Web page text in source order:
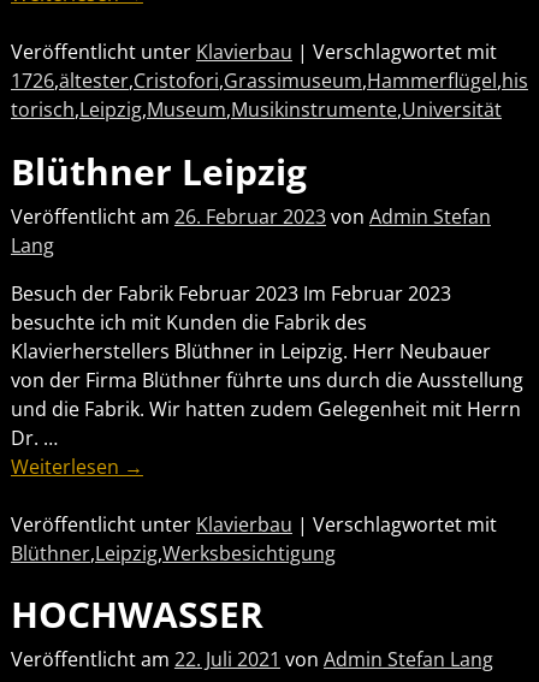
Veröffentlicht unter Klavierbau | Verschlagwortet mit
1726,ältester,Cristofori,Grassimuseum,Hammerflügel,his
torisch,Leipzig,Museum,Musikinstrumente,Universität
Blüthner Leipzig
Veröffentlicht am 26. Februar 2023von Admin Stefan
Lang
Besuch der Fabrik Februar 2023 Im Februar 2023
besuchte ich mit Kunden die Fabrik des
Klavierherstellers Blüthner in Leipzig. Herr Neubauer
von der Firma Blüthner führte uns durch die Ausstellung
und die Fabrik. Wir hatten zudem Gelegenheit mit Herrn
Dr. …
Weiterlesen →
Veröffentlicht unter Klavierbau | Verschlagwortet mit
Blüthner,Leipzig,Werksbesichtigung
HOCHWASSER
Veröffentlicht am 22. Juli 2021 von Admin Stefan Lang